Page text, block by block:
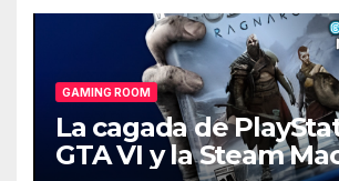
GAMING ROOM
La cagada de
GTA VI y la Steam